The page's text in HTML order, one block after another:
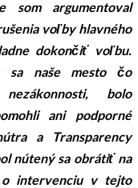
som argumentoval
voľby hlavného
dokončiť voľbu.
sa naše mesto čo
bolo
ani podporné
a Transparency
nútený sa obrátiť na
intervenciu v tejto